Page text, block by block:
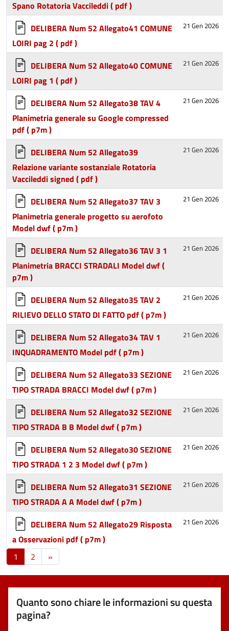
Spano Rotatoria Vaccileddi( pdf )
DELIBERA Num 52 Allegato41 COMUNE
LOIRI pag 2 ( pdf )
21 Gen 2026
DELIBERA Num 52 Allegato40 COMUNE
LOIRI pag 1 ( pdf )
21 Gen 2026
DELIBERA Num 52 Allegato38 TAV 4
Planimetria generale su Google compressed
pdf( p7m )
21 Gen 2026
DELIBERA Num 52 Allegato39
Relazione variante sostanziale Rotatoria
Vaccileddi signed ( pdf )
21 Gen 2026
DELIBERA Num 52 Allegato37 TAV 3
Planimetria generale progetto su aerofoto
Model dwf( p7m )
21 Gen 2026
DELIBERA Num 52 Allegato36 TAV 3 1
Planimetria BRACCI STRADALI Model dwf(
p7m )
21 Gen 2026
DELIBERA Num 52 Allegato35 TAV 2
RILIEVO DELLO STATO DI FATTO pdf( p7m )
21 Gen 2026
DELIBERA Num 52 Allegato34 TAV 1
INQUADRAMENTO Model pdf( p7m )
21 Gen 2026
DELIBERA Num 52 Allegato33 SEZIONE
TIPO STRADA BRACCI Model dwf( p7m )
21 Gen 2026
DELIBERA Num 52 Allegato32 SEZIONE
TIPO STRADA B B Model dwf( p7m )
21 Gen 2026
DELIBERA Num 52 Allegato30 SEZIONE
TIPO STRADA 1 2 3 Model dwf( p7m )
21 Gen 2026
DELIBERA Num 52 Allegato31 SEZIONE
TIPO STRADA A A Model dwf( p7m )
21 Gen 2026
DELIBERA Num 52 Allegato29 Risposta
a Osservazioni pdf( p7m )
21 Gen 2026
1 2 »
Quanto sono chiare le informazioni su questa
pagina?